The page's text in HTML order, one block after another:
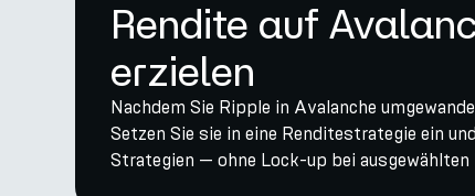
Rendite auf
erzielen
Nachdem Sie Ripple in Avalanche
Setzen Sie sie in eine Renditestrategie ein
Strategien — ohne Lock-up bei ausgewählten